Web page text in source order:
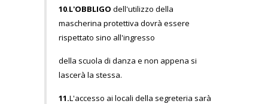
10.L'OBBLIGO dell'utilizzo della
mascherina protettiva dovrà essere
rispettato sino all'ingresso
della scuola di danza e non appena si
lascerà la stessa.
11.L'accesso ai locali della segreteria sarà